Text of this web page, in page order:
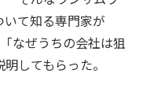
て知る専門家が
なぜうちの会社は狙
してもらった。